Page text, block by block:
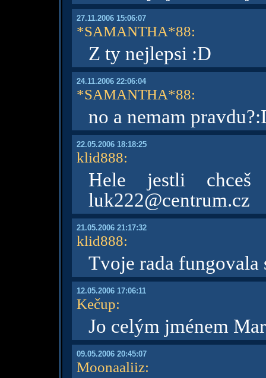
27.11.2006 15:06:07
*SAMANTHA*88:
Z ty nejlepsi :D
24.11.2006 22:06:04
*SAMANTHA*88:
no a nemam
22.05.2006 18:18:25
klid888:
Hele jestli
luk222@centrum.cz
21.05.2006 21:17:32
klid888:
Tvoje rada fungovala
12.05.2006 17:06:11
Kečup:
Jo celým jménem
09.05.2006 20:45:07
Moonaaliiz: